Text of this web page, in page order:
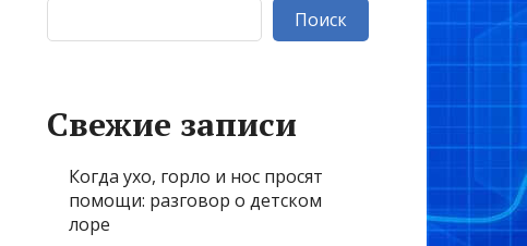
Поиск
Свежие записи
Когда ухо, горло и нос просят
помощи: разговор о детском
лоре